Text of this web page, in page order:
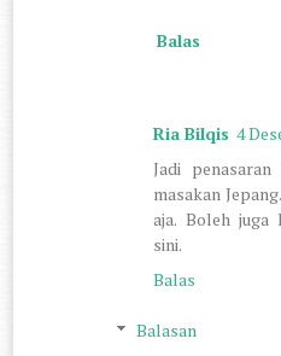
Balas
Ria Bilqis 4
Jadi
masakan
aja. Boleh juga
sini.
Balas
Balasan